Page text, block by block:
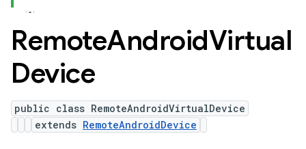
RemoteAndroidVirtual
Device
public class RemoteAndroidVirtualDevice
extends RemoteAndroidDevice